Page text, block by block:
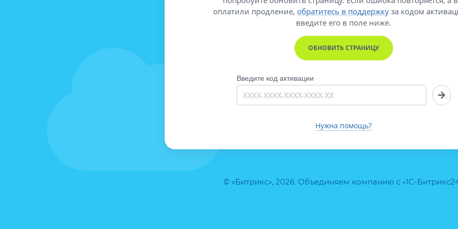
© «Битрикс», 2026. Объединяем компанию с «1С-
оплатили продление, обратитесь в поддержку за кодом
введите его в поле ниже.
ОБНОВИТЬ СТРАНИЦУ
Введите код активации
Нужна помощь?